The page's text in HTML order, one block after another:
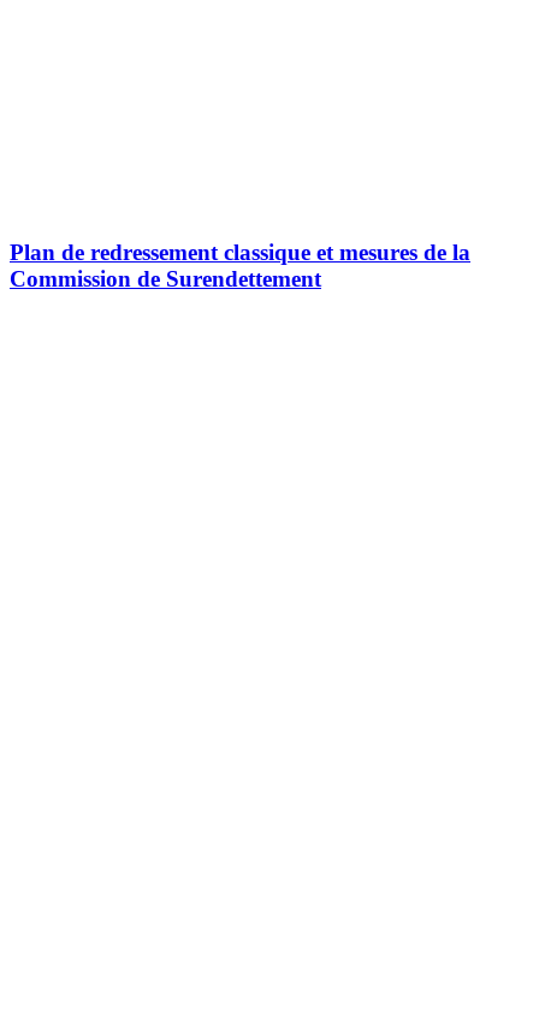
Plan de redressement classique et mesures de la
Commission de Surendettement